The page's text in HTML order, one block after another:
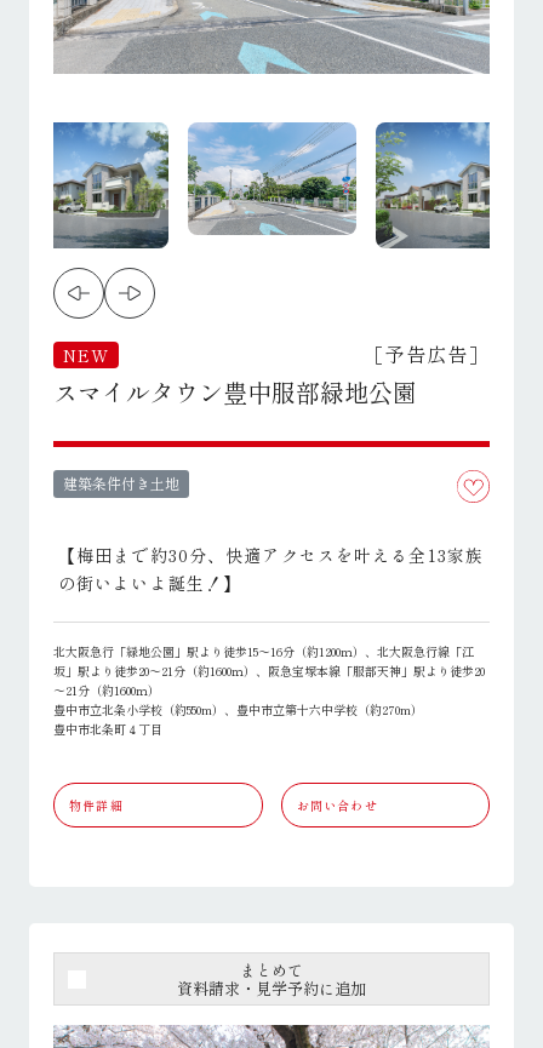
NEW ［予告広告］
スマイルタウン豊中服部緑地公園
建築条件付き土地
【梅田まで約30分、快適アクセスを叶える全13家族
の街いよいよ誕生！】
北大阪急行「緑地公園」駅より徒歩15～16分（約1200ｍ）、北大阪急行線「江
坂」駅より徒歩20～21分（約1600ｍ）、阪急宝塚本線「服部天神」駅より徒歩20
～21分（約1600ｍ）
豊中市立北条小学校（約550m）、豊中市立第十六中学校（約270m）
豊中市北条町４丁目
物件詳細 お問い合わせ
まとめて
資料請求・見学予約に追加